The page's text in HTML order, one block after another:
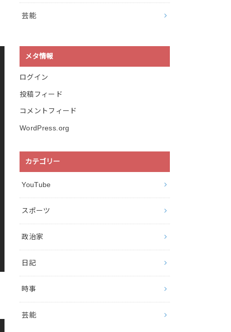
芸能
メタ情報
ログイン
投稿フィード
コメントフィード
WordPress.org
カテゴリー
YouTube
スポーツ
政治家
日記
時事
芸能